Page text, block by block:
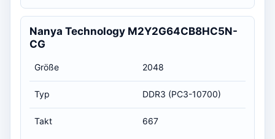
Nanya Technology M2Y2G64CB8HC5N-
CG
Größe 2048
Typ DDR3 (PC3-10700)
Takt 667